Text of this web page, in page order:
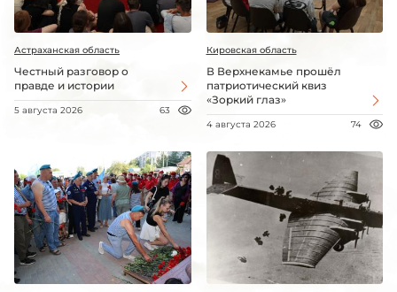
Астраханская область
Честный разговор о
правде и истории
5 августа 2026 63
Кировская область
В Верхнекамье прошёл
патриотический квиз
«Зоркий глаз»
4 августа 2026 74